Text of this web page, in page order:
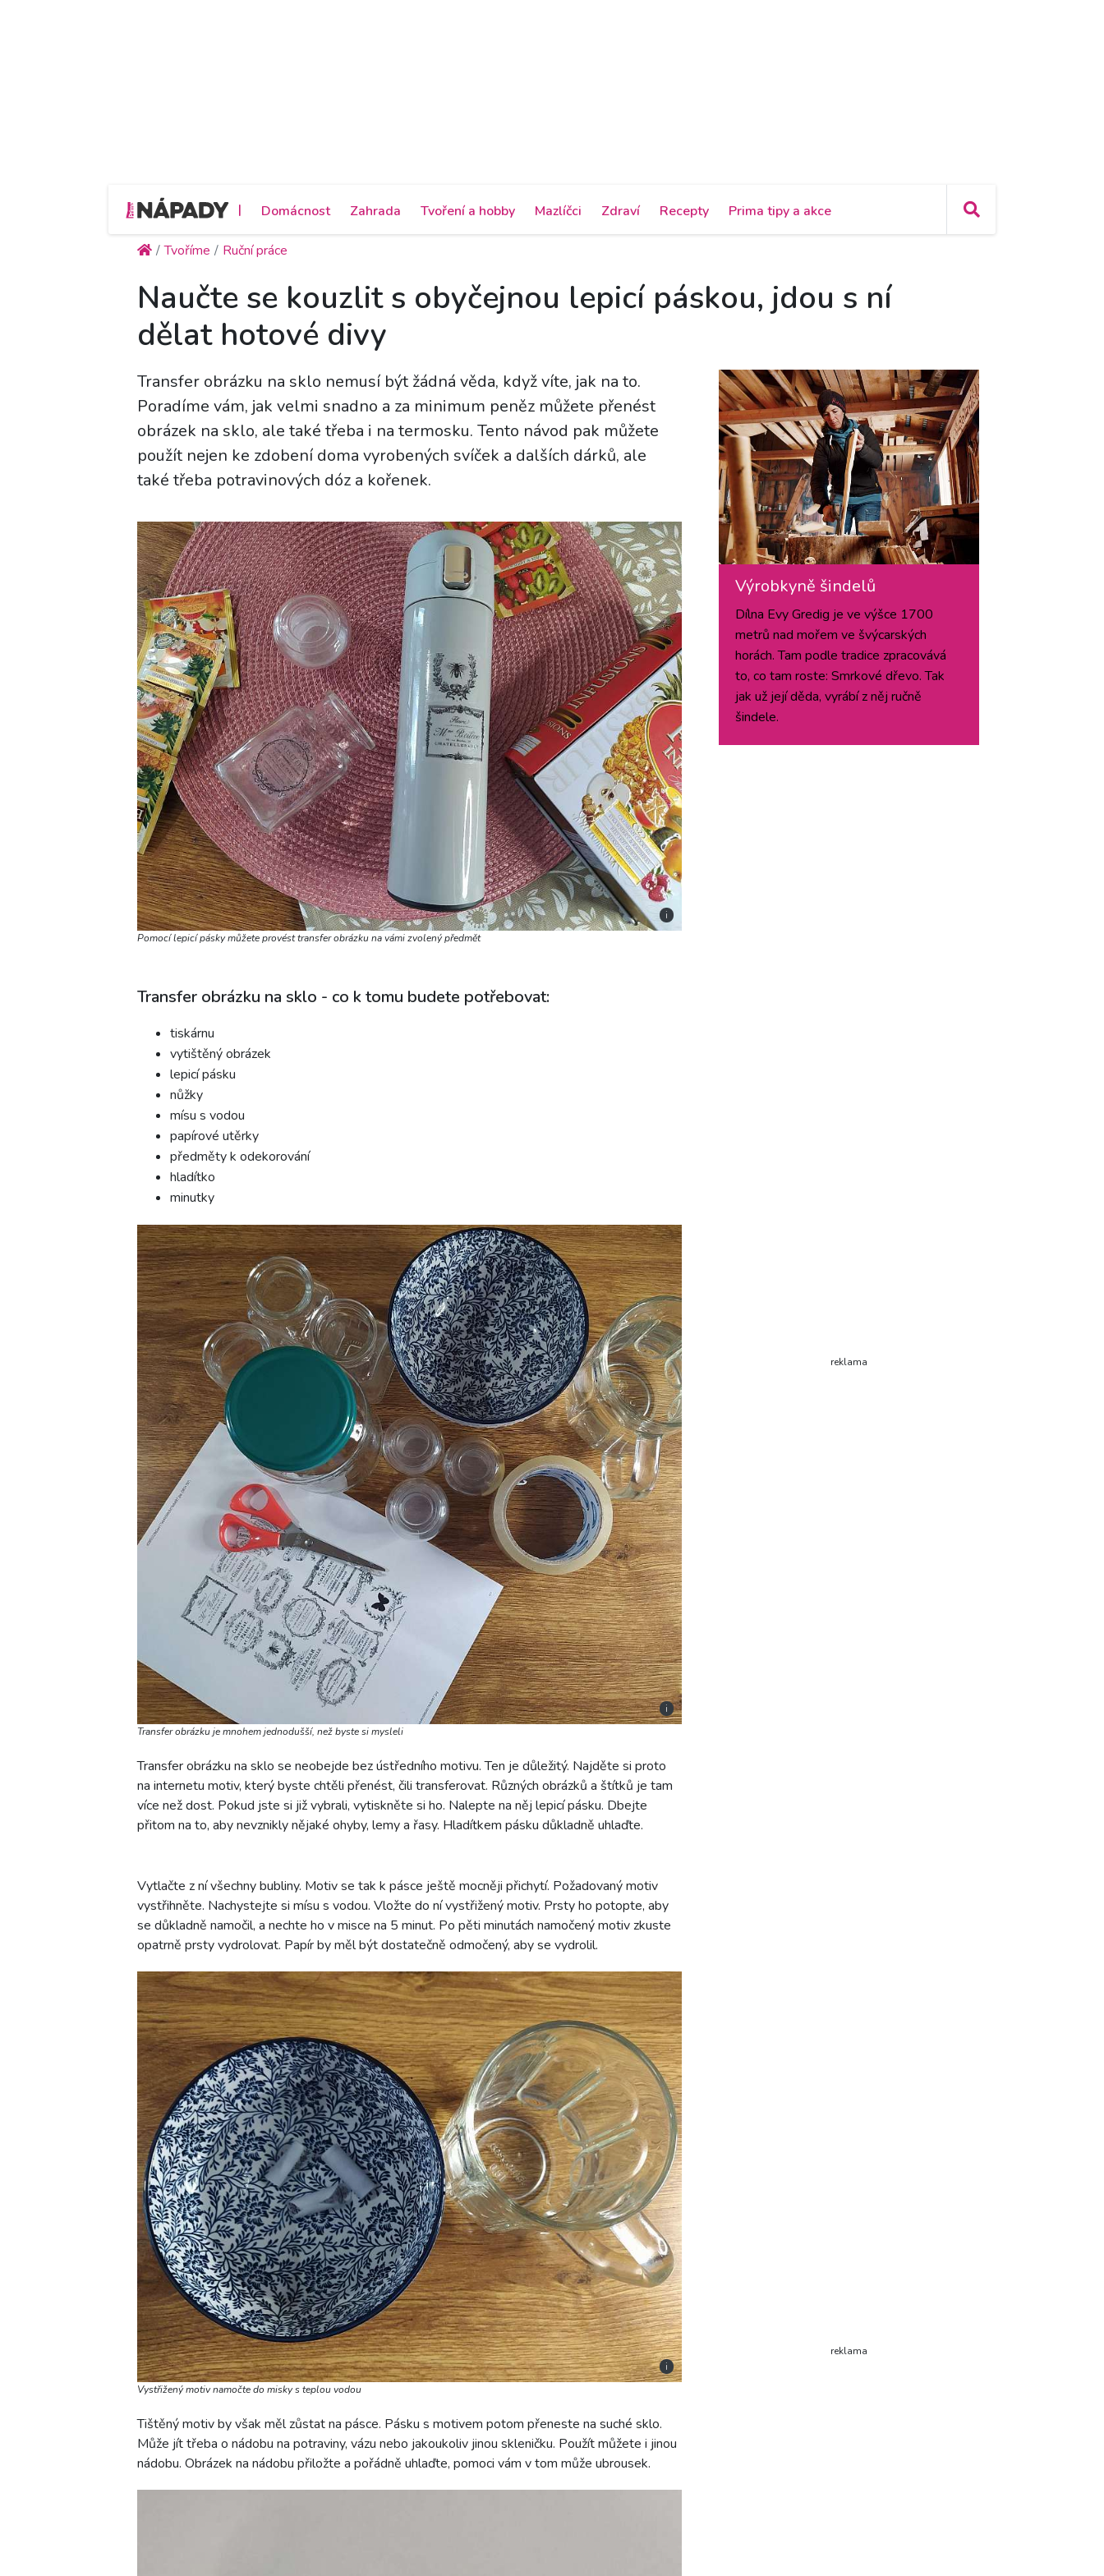
| Domácnost Zahrada Tvoření a hobby Mazlíčci Zdraví Recepty Prima tipy a akce
Tvoříme Ruční práce
Naučte se kouzlit s obyčejnou lepicí páskou, jdou s ní
dělat hotové divy
Transfer obrázku na sklo nemusí být žádná věda, když víte, jak na to.
Poradíme vám, jak velmi snadno a za minimum peněz můžete přenést
obrázek na sklo, ale také třeba i na termosku. Tento návod pak můžete
použít nejen ke zdobení doma vyrobených svíček a dalších dárků, ale
také třeba potravinových dóz a kořenek.
i
Pomocí lepicí pásky můžete provést transfer obrázku na vámi zvolený předmět
Transfer obrázku na sklo - co k tomu budete potřebovat:
tiskárnu
vytištěný obrázek
lepicí pásku
nůžky
mísu s vodou
papírové utěrky
předměty k odekorování
hladítko
minutky
i
Transfer obrázku je mnohem jednodušší, než byste si mysleli
Transfer obrázku na sklo se neobejde bez ústředního motivu. Ten je důležitý. Najděte si proto
na internetu motiv, který byste chtěli přenést, čili transferovat. Různých obrázků a štítků je tam
více než dost. Pokud jste si již vybrali, vytiskněte si ho. Nalepte na něj lepicí pásku. Dbejte
přitom na to, aby nevznikly nějaké ohyby, lemy a řasy. Hladítkem pásku důkladně uhlaďte.
Vytlačte z ní všechny bubliny. Motiv se tak k pásce ještě mocněji přichytí. Požadovaný motiv
vystřihněte. Nachystejte si mísu s vodou. Vložte do ní vystřižený motiv. Prsty ho potopte, aby
se důkladně namočil, a nechte ho v misce na 5 minut. Po pěti minutách namočený motiv zkuste
opatrně prsty vydrolovat. Papír by měl být dostatečně odmočený, aby se vydrolil.
i
Vystřižený motiv namočte do misky s teplou vodou
Tištěný motiv by však měl zůstat na pásce. Pásku s motivem potom přeneste na suché sklo.
Může jít třeba o nádobu na potraviny, vázu nebo jakoukoliv jinou skleničku. Použít můžete i jinou
nádobu. Obrázek na nádobu přiložte a pořádně uhlaďte, pomoci vám v tom může ubrousek.
Výrobkyně šindelů
Dílna Evy Gredig je ve výšce 1700
metrů nad mořem ve švýcarských
horách. Tam podle tradice zpracovává
to, co tam roste: Smrkové dřevo. Tak
jak už její děda, vyrábí z něj ručně
šindele.
reklama
reklama